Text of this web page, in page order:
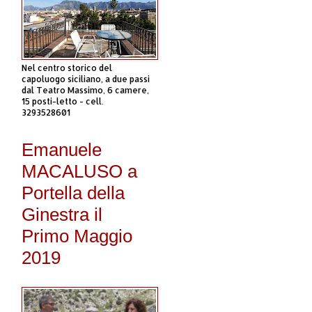
Nel centro storico del
capoluogo siciliano, a due passi
dal Teatro Massimo, 6 camere,
15 posti-letto - cell.
3293528601
Emanuele
MACALUSO a
Portella della
Ginestra il
Primo Maggio
2019